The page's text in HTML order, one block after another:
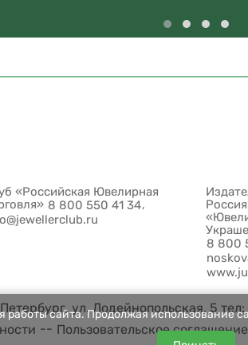
«Российская Ювелирная
8 800 550 41 34,
8 800
ул. Лодейнопольская, 5 тел:
-- Пользовательское соглашение
сайта. Продолжая использование